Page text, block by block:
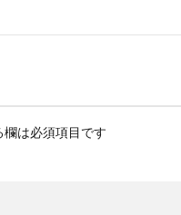
欄は必須項目です